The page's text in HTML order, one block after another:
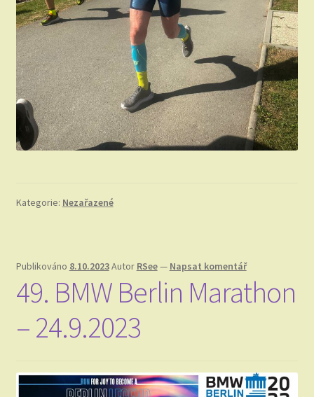
Kategorie: Nezařazené
Publikováno 8.10.2023Autor RSee— Napsat komentář
49. BMW Berlin Marathon
– 24.9.2023